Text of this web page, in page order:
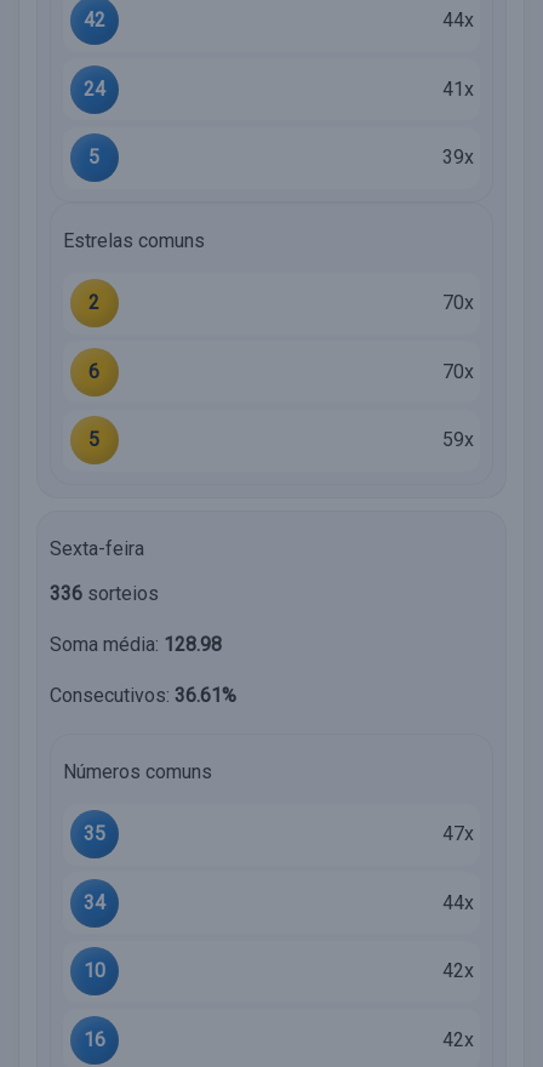
42 44x
24 41x
5 39x
Estrelas comuns
2 70x
6 70x
5 59x
Sexta-feira
336 sorteios
Soma média: 128.98
Consecutivos: 36.61%
Números comuns
35 47x
34 44x
10 42x
16 42x